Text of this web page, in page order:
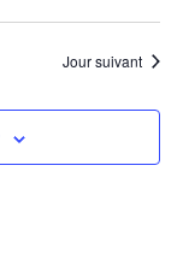
Jour suivant